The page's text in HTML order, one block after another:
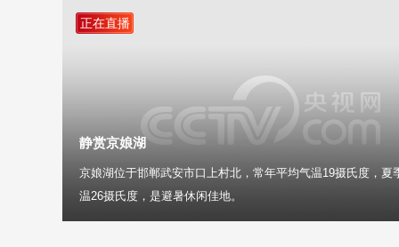
正在直播
静赏京娘湖
京娘湖位于邯郸武安市口上村北，常年平均气温19摄氏度，夏
温26摄氏度，是避暑休闲佳地。